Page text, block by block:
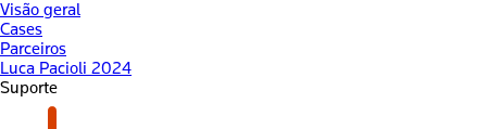
Visão geral
Cases
Parceiros
Luca Pacioli 2024
Suporte